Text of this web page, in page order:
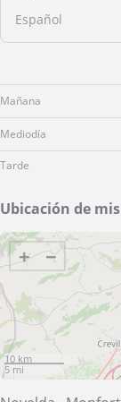
Español
Mañana
Mediodía
Tarde
Ubicación de
+ −
10 km
5 mi